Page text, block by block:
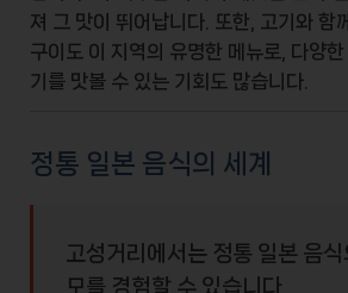
져 그 맛이 뛰어납니다. 또한,
고기 와 함
구이도 이 지역의 유명한 메뉴로, 다양
기를 맛볼 수 있는 기회도 많습니다.
정통 일본 음식의 세계
고성거리에서는 정통 일본 음
모를 경험할 수 있습니다.